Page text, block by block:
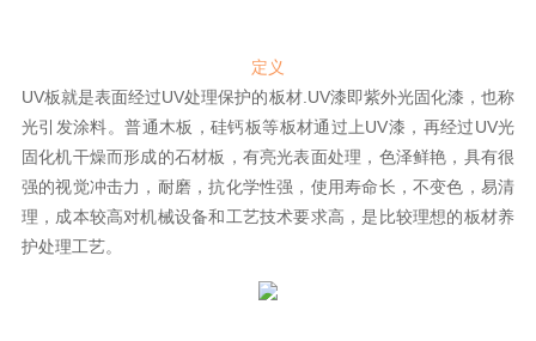
品牌资讯
品牌视频
联系我们
定义
UV板就是表面经过UV处理保护的板材.UV漆即紫外光固化漆，也称
光引发涂料。普通木板，硅钙板等板材通过上UV漆，再经过UV光
固化机干燥而形成的石材板，有亮光表面处理，色泽鲜艳，具有很
强的视觉冲击力，耐磨，抗化学性强，使用寿命长，不变色，易清
理，成本较高对机械设备和工艺技术要求高，是比较理想的板材养
护处理工艺。